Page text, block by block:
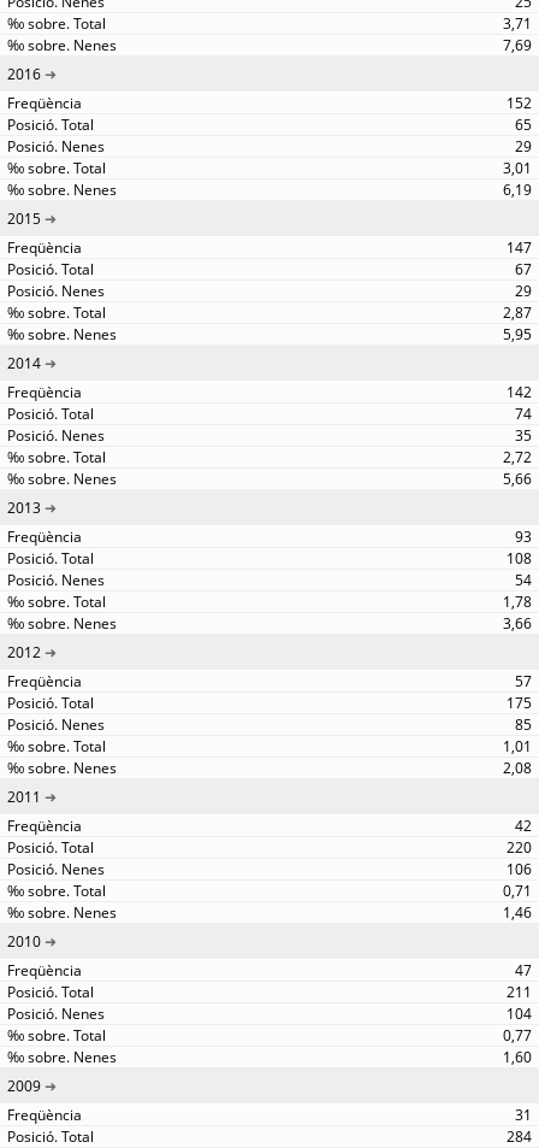
3,71
7,69
2016
152
65
29
3,01
6,19
2015
147
67
29
2,87
5,95
2014
142
74
35
2,72
5,66
2013
93
108
54
1,78
3,66
2012
57
175
85
1,01
2,08
2011
42
220
106
0,71
1,46
2010
47
211
104
0,77
1,60
2009
31
284